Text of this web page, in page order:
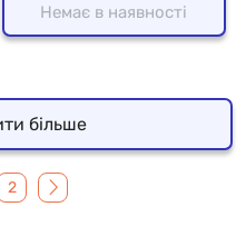
Немає в наявності
більше
2